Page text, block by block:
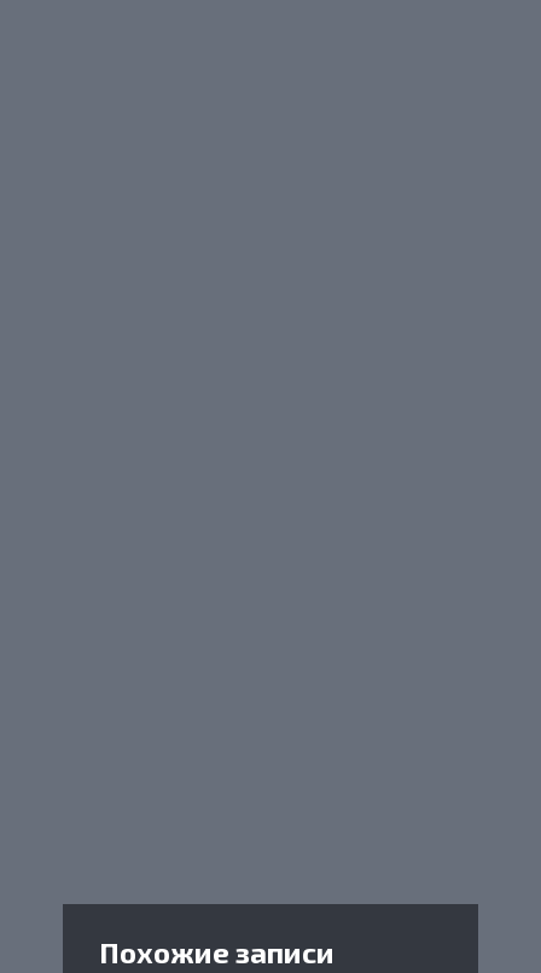
Похожие записи